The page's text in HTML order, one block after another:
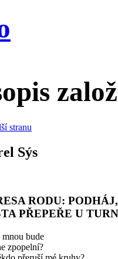
stranu
Sýs
RODU: PODHÁJ,
PŘEPEŘE U
mnou bude
zpopelní?